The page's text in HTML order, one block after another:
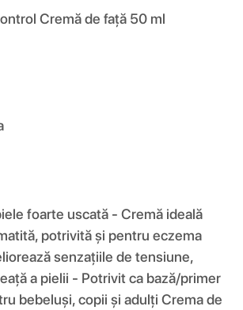
foarte uscată - Cremă ideală
potrivită și pentru eczema
senzațiile de tensiune,
a pielii - Potrivit ca bază/primer
bebeluși, copii și adulți Crema de